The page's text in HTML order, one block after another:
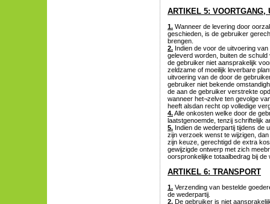
ARTIKEL 5: VOORTGANG,
1. Wanneer de levering door
geschieden, is de gebruiker
brengen.
2. Indien de voor de uitvoering
geleverd worden, buiten de
de gebruiker niet aansprakelijk
zeldzame of moeilijk leverbare
uitvoering van de door de
gebruiker niet bekende
de aan de gebruiker verstrekte
wanneer het¬zelve ten gevolge
heeft alsdan recht op volledige
4.Alle onkosten welke door de
laatstgenoemde, tenzij schriftelijk
5. Indien de wederpartij tijdens de
zijn verzoek wenst te wijzigen,
zijn keuze, gerechtigd de extra
gewijzigde ontwerp met zich
oorspronkelijke totaalbedrag bij
ARTIKEL 6: TRANSPORT
1. Verzending van bestelde
de wederpartij.
2. De gebruiker is niet